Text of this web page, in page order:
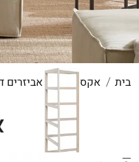
בית אקססוריז אביזרים